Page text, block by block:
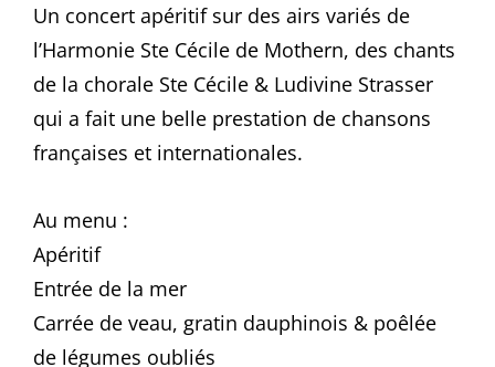
Un concert apéritif sur des airs variés de
l’Harmonie Ste Cécile de Mothern, des chants
de la chorale Ste Cécile & Ludivine Strasser
qui a fait une belle prestation de chansons
françaises et internationales.
Au menu :
Apéritif
Entrée de la mer
Carrée de veau, gratin dauphinois & poêlée
de légumes oubliés